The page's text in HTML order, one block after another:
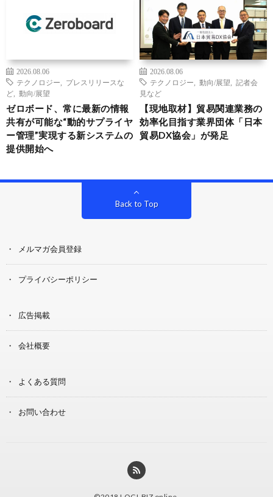
2026.08.06
テクノロジー
プレスリリースな
ど
動向/展望
ゼロボード、常に最新の情報
共有が可能な“動的サプライヤ
ー管理”実現する新システムの
提供開始へ
2026.08.06
テクノロジー
動向/展望
記者会
見など
【現地取材】貿易関連業務の
効率化目指す業界団体「日本
貿易DX協会」が発足
Back to Top
メルマガ会員登録
プライバシーポリシー
広告掲載
会社概要
よくある質問
お問い合わせ